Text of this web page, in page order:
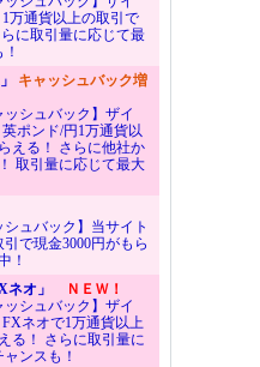
万通貨以上の取引で
に取引量に応じて最
キャッシュバック増
ッシュバック】ザイ
ポンド/円1万通貨以
える！ さらに他社か
取引量に応じて最大
シュバック】当サイト
で現金3000円がもら
！
オ」
ＮＥＷ！
ッシュバック】ザイ
ネオで1万通貨以上
る！ さらに取引量に
ンスも！